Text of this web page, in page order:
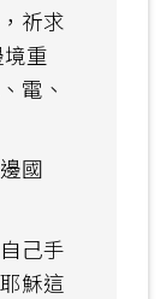
祈求
重
電、
國
己手
穌這